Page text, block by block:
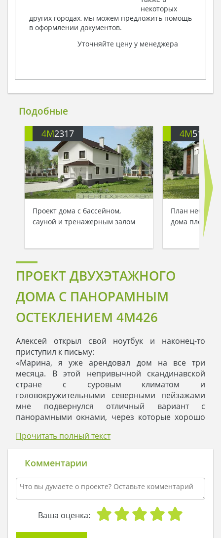
некоторых
других городах, мы можем предложить помощь
в оформлении документов.
Уточняйте цену у менеджера
Подобные
4M2317
Проект дома с бассейном,
сауной и тренажерным залом
4M5121
План
дома
ПРОЕКТ ДВУХЭТАЖНОГО
ДОМА С ПАНОРАМНЫМ
ОСТЕКЛЕНИЕМ 4M426
Алексей открыл свой ноутбук и наконец-то
приступил к письму:
«Марина, я уже арендовал дом на все три
месяца. В этой непривычной скандинавской
стране с суровым климатом и
головокружительными северными пейзажами
мне подвернулся отличный вариант с
панорамными окнами, через которые хорошо
любишь холод, но когда ты приедешь сюда, ты
камин на первом этаже в гостиной.
Завтра начнется работа, но сегодня я отдыхаю.
Брожу по комнатам, рассматриваю дом,
который приютит меня на долгое время. Я уже
скучаю по тебе, и не дождусь момента, когда ты
войдешь сюда, наполнишь кухню ароматом
Прочитать полный текст
Комментарии
Ваша оценка: